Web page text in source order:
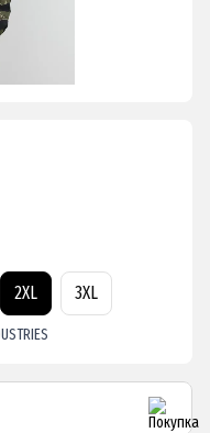
2XL 3XL